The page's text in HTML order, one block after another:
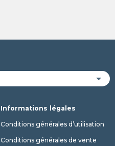
Informations légales
Conditions générales d’utilisation
Conditions générales de vente